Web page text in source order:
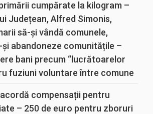
cumpărate la kilogram –
Județean, Alfred Simonis,
să-și vândă comunele,
abandoneze comunitățile –
bani precum “lucrătoarelor
fuziuni voluntare între comune
compensații pentru
– 250 de euro pentru zboruri